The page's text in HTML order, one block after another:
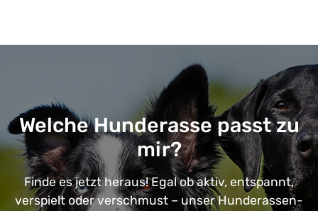
Welche Hunderasse passt zu
mir?
Finde es jetzt heraus! Egal ob aktiv, entspannt,
verspielt oder verschmust – unser Hunderassen-